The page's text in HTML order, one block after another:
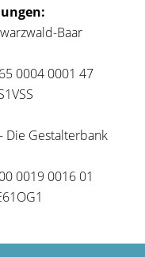
Baar
0004 0001 47
Die Gestalterbank
0019 0016 01